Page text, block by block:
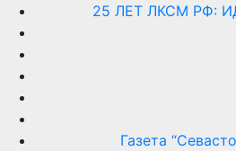
25 ЛЕТ ЛКСМ РФ:
Газета